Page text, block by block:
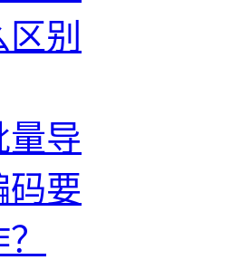
别
量导
码要